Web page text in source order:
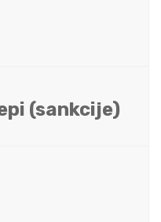
(sankcije)